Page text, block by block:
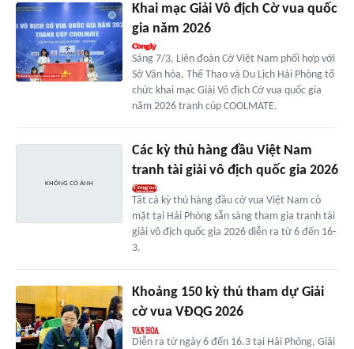
Khai mạc Giải Vô địch Cờ vua quốc
gia năm 2026
Sáng 7/3, Liên đoàn Cờ Việt Nam phối hợp với
Sở Văn hóa, Thể Thao và Du Lịch Hải Phòng tổ
chức khai mạc Giải Vô địch Cờ vua quốc gia
năm 2026 tranh cúp COOLMATE.
Các kỳ thủ hàng đầu Việt Nam
tranh tài giải vô địch quốc gia 2026
Tất cả kỳ thủ hàng đầu cờ vua Việt Nam có
mặt tại Hải Phòng sẵn sàng tham gia tranh tài
giải vô địch quốc gia 2026 diễn ra từ 6 đến 16-
3.
Khoảng 150 kỳ thủ tham dự Giải
cờ vua VĐQG 2026
Diễn ra từ ngày 6 đến 16.3 tại Hải Phòng, Giải